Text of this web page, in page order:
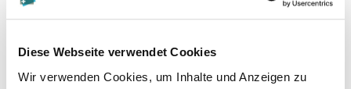
Diese Webseite verwendet Cookies
Wir verwenden Cookies, um Inhalte und Anzeigen zu
Im Zeitpunkt des Austritts aus dem kantonalen
selbst geschaffene Goodwill während der